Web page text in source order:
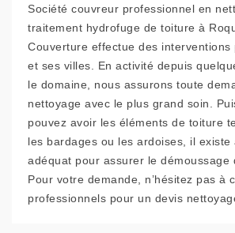
Société couvreur professionnel en
traitement hydrofuge de toiture à
Couverture effectue des interventions
et ses villes. En activité depuis
le domaine, nous assurons toute
nettoyage avec le plus grand soin.
pouvez avoir les éléments de toiture
les bardages ou les ardoises, il existe
adéquat pour assurer le démoussage
Pour votre demande, n’hésitez pas à
professionnels pour un devis